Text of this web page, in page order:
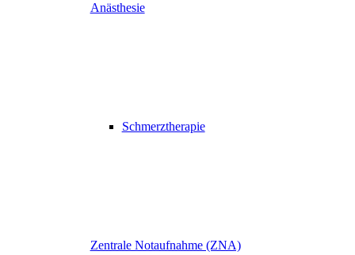
Anästhesie
Schmerztherapie
Zentrale Notaufnahme (ZNA)